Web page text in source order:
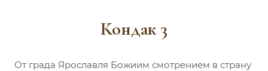
Кондак 3
От града Ярославля Божиим смотрением в страну